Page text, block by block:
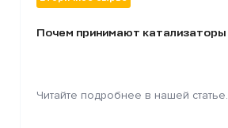
Почем принимают катализаторы
Читайте подробнее в нашей статье.